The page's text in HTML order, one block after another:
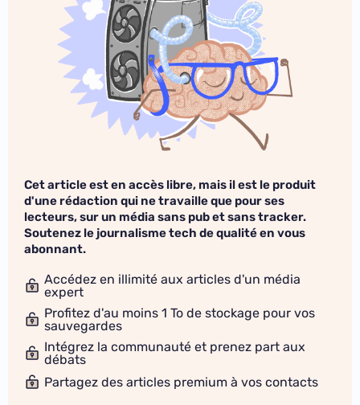
Cet article est en accès libre, mais il est le produit
d'une rédaction qui ne travaille que pour ses
lecteurs, sur un média sans pub et sans tracker.
Soutenez le journalisme tech de qualité en vous
abonnant.
Accédez en illimité aux articles d'un média
expert
Profitez d'au moins 1 To de stockage pour vos
sauvegardes
Intégrez la communauté et prenez part aux
débats
Partagez des articles premium à vos contacts